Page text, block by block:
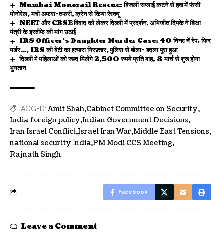
Mumbai Monorail Rescue: बिजली सप्लाई कटने से हवा में फंसी
मोनोरेल, मची अफरा-तफरी, क्रेन से किया रेस्क्यू
NEET और CBSE विवाद को लेकर दिल्ली में प्रदर्शन, अभिजीत दिपके ने शिक्षा
मंत्री के इस्तीफे की मांग उठाई
IRS Officer’s Daughter Murder Case: 40 मिनट में रेप, फिर
मर्डर…, IRS की बेटी का हत्यारा गिरफ़्तार, पुलिस से बोला- बदला पूरा हुआ
दिल्ली में महिलाओं को जल्द मिलेंगे 2,500 रुपये प्रति माह, 8 मार्च से शुरू होगा
भुगतान
TAGGED: Amit Shah Cabinet Committee on Security
India foreign policy Indian Government Decisions
Iran Israel Conflict Israel Iran War Middle East Tensions
national security India PM Modi CCS Meeting
Rajnath Singh
Facebook
Leave a Comment